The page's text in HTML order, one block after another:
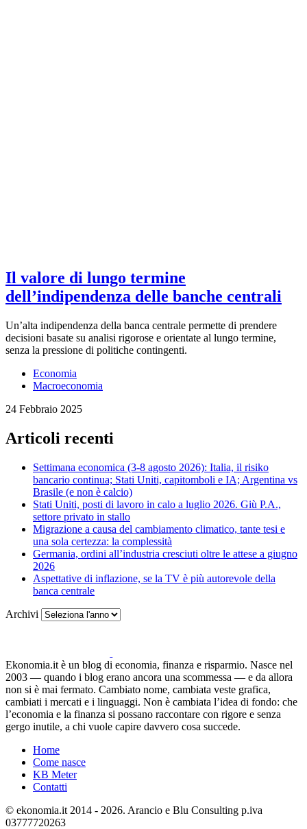
Il valore di lungo termine
dell’indipendenza delle banche centrali
Un’alta indipendenza della banca centrale permette di prendere
decisioni basate su analisi rigorose e orientate al lungo termine,
senza la pressione di politiche contingenti.
Economia
Macroeconomia
24 Febbraio 2025
Articoli recenti
Settimana economica (3-8 agosto 2026): Italia, il risiko
bancario continua; Stati Uniti, capitomboli e IA; Argentina vs
Brasile (e non è calcio)
Stati Uniti, posti di lavoro in calo a luglio 2026. Giù P.A.,
settore privato in stallo
Migrazione a causa del cambiamento climatico, tante tesi e
una sola certezza: la complessità
Germania, ordini all’industria cresciuti oltre le attese a giugno
2026
Aspettative di inflazione, se la TV è più autorevole della
banca centrale
Archivi
Ekonomia.it è un blog di economia, finanza e risparmio. Nasce nel
2003 — quando i blog erano ancora una scommessa — e da allora
non si è mai fermato. Cambiato nome, cambiata veste grafica,
cambiati i mercati e i linguaggi. Non è cambiata l’idea di fondo: che
l’economia e la finanza si possano raccontare con rigore e senza
gergo inutile, a chi vuole capire davvero cosa succede.
Home
Come nasce
KB Meter
Contatti
© ekonomia.it 2014 - 2026. Arancio e Blu Consulting p.iva
03777720263